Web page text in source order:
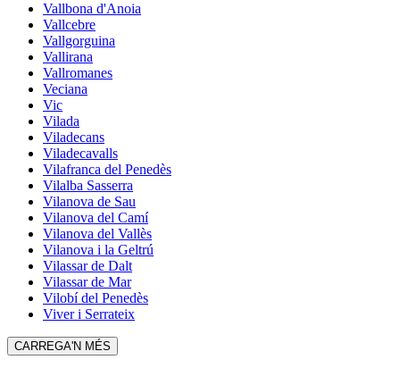
Vallbona d'Anoia
Vallcebre
Vallgorguina
Vallirana
Vallromanes
Veciana
Vic
Vilada
Viladecans
Viladecavalls
Vilafranca del Penedès
Vilalba Sasserra
Vilanova de Sau
Vilanova del Camí
Vilanova del Vallès
Vilanova i la Geltrú
Vilassar de Dalt
Vilassar de Mar
Vilobí del Penedès
Viver i Serrateix
CARREGA'N MÉS